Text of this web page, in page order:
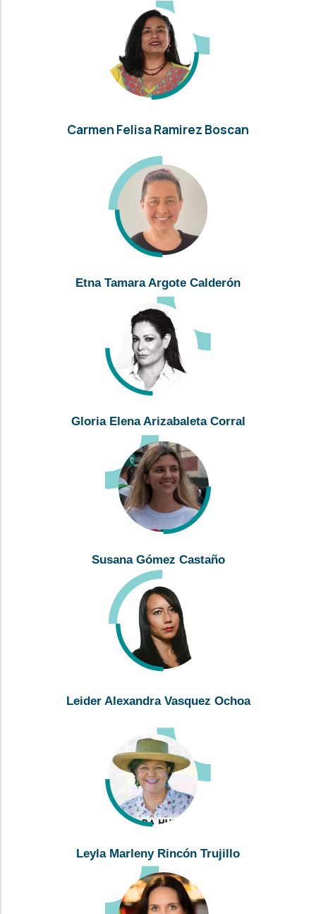
Carmen Felisa Ramirez Boscan
Etna Tamara Argote Calderón
Gloria Elena Arizabaleta Corral
Susana Gómez Castaño
Leider Alexandra Vasquez Ochoa
Leyla Marleny Rincón Trujillo